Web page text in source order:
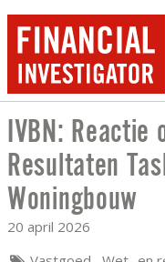
IVBN:
IVBN:
Resultaten
Woningbouw
20 april 2026